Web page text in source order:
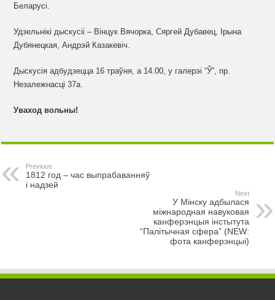
Беларусі.
Удзельнікі дыскусіі – Вінцук Вячорка, Сяргей Дубавец, Ірына
Дубянецкая, Андрэй Казакевіч.
Дыскусія адбудзецца 16 траўня, а 14.00, у галерэі “Ў”, пр.
Незалежнасці 37а.
Уваход вольны!
Previous
1812 год – час выпрабаванняў
і надзей
Next
У Мінску адбылася
міжнародная навуковая
канферэнцыя інстытута
“Палітычная сфера” (NEW:
фота канферэнцыі)